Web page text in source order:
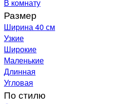
В комнату
Размер
Ширина 40 см
Узкие
Широкие
Маленькие
Длинная
Угловая
По стилю